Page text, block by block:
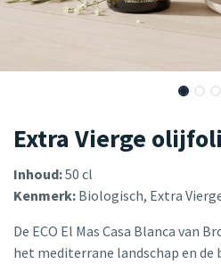
Extra Vierge
Inhoud:50 cl
Kenmerk: Biologisch, Extra
De ECO El Mas Casa Blanca van
het mediterrane landschap en de